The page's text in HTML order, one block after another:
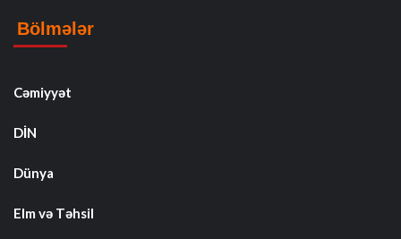
Bölmələr
Cəmiyyət
DİN
Dünya
Elm və Təhsil